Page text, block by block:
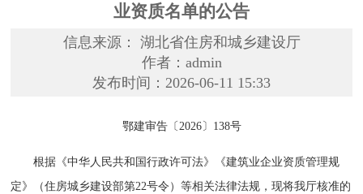
业资质名单的公告
信息来源： 湖北省住房和城乡建设厅
作者：admin
发布时间：2026-06-11 15:33
鄂建审告〔2026〕138号
根据《中华人民共和国行政许可法》《建筑业企业资质管理规
定》（住房城乡建设部第22号令）等相关法律法规，现将我厅核准的